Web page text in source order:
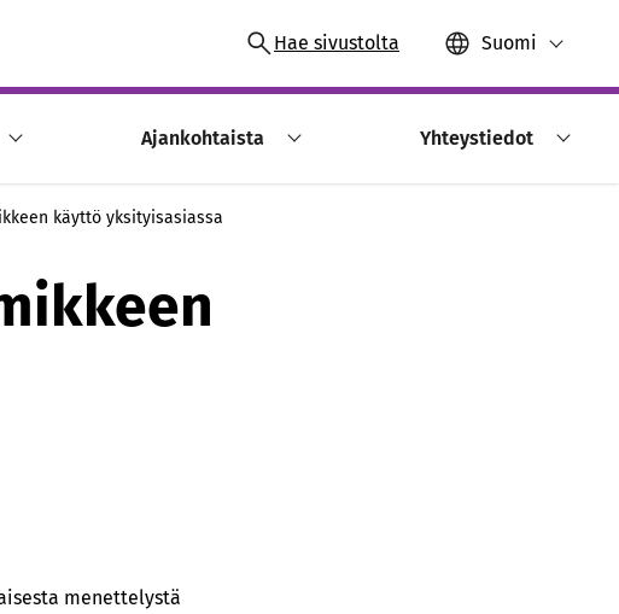
Hae sivustolta Suomi
Ajankohtaista Yhteystiedot
käyttö yksityisasiassa
menettelystä